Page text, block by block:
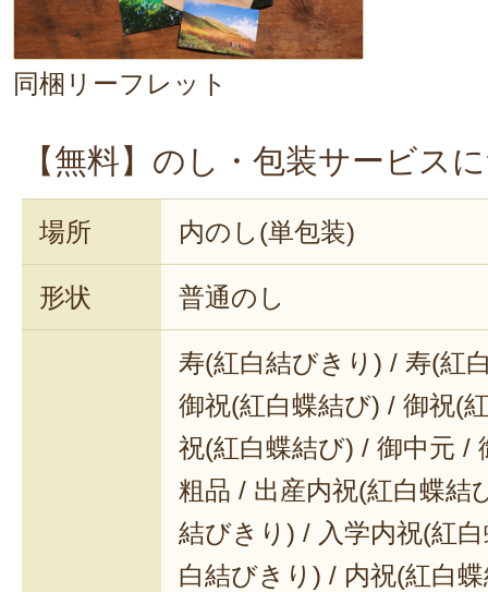
す。
今年は災害を始めとした様々な
お客様のお言葉が励みになりま
これからも応援よろしくお願い
2024年11月
同梱リーフレット
【無料】のし・包装サービス
場所 内のし(単包装)
形状 普通のし
寿(紅白結びきり) / 寿(紅
御祝(紅白蝶結び) / 御祝(
祝(紅白蝶結び) / 御中元 /
粗品 / 出産内祝(紅白蝶結
結びきり) / 入学内祝(紅
白結びきり) / 内祝(紅白